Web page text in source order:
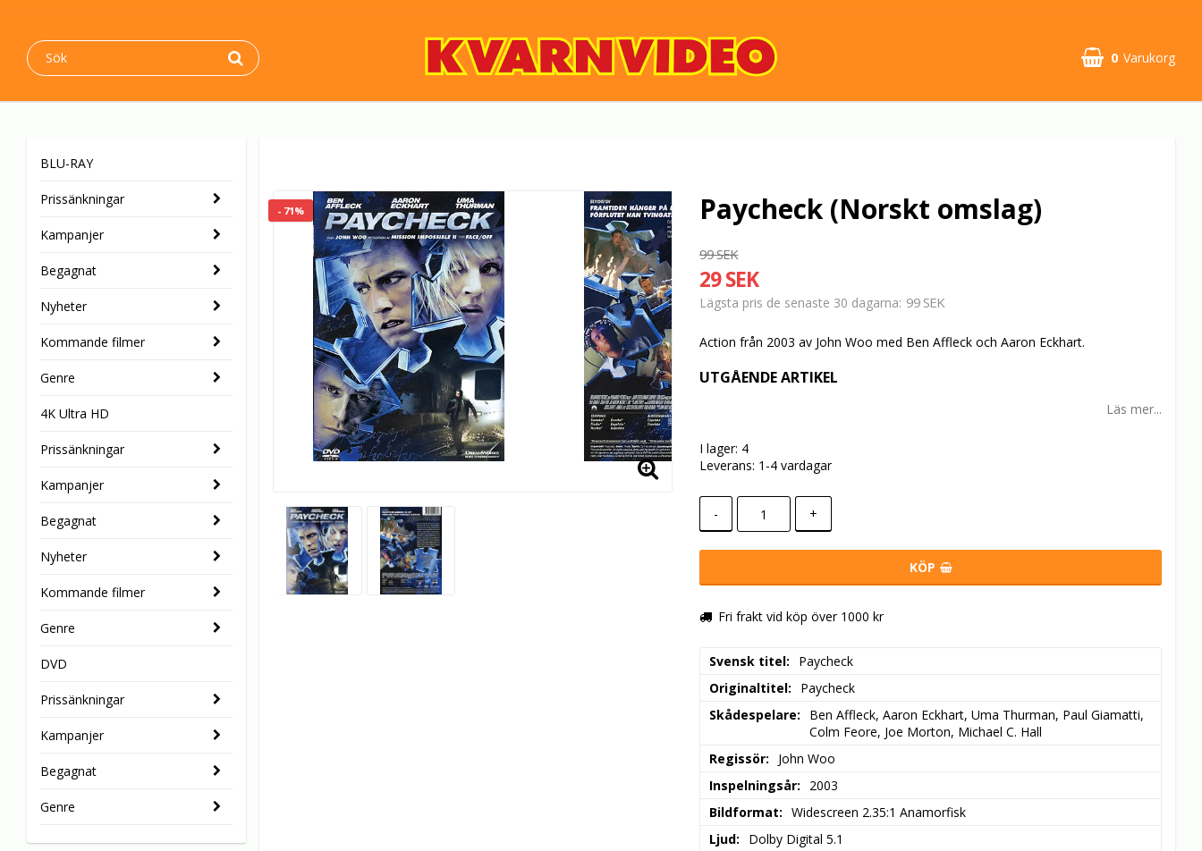
0 Varukorg
BLU-RAY
Prissänkningar
Kampanjer
Begagnat
Nyheter
Kommande filmer
Genre
4K Ultra HD
Prissänkningar
Kampanjer
Begagnat
Nyheter
Kommande filmer
Genre
DVD
Prissänkningar
Kampanjer
Begagnat
Genre
- 71% Paycheck (Norskt omslag)
99 SEK
29 SEK
Lägsta pris de senaste 30 dagarna 99 SEK
Action från 2003 av John Woo med Ben Affleck och Aaron Eckhart.
UTGÅENDE ARTIKEL
Läs mer...
I lager: 4
Leverans: 1-4 vardagar
- +
KÖP
Fri frakt vid köp över 1000 kr
Svensk titel
Paycheck
Originaltitel
Paycheck
Skådespelare
Ben Affleck, Aaron Eckhart, Uma Thurman, Paul Giamatti,
Colm Feore, Joe Morton, Michael C. Hall
Regissör
John Woo
Inspelningsår
2003
Bildformat
Widescreen 2.35:1 Anamorfisk
Ljud
Dolby Digital 5.1